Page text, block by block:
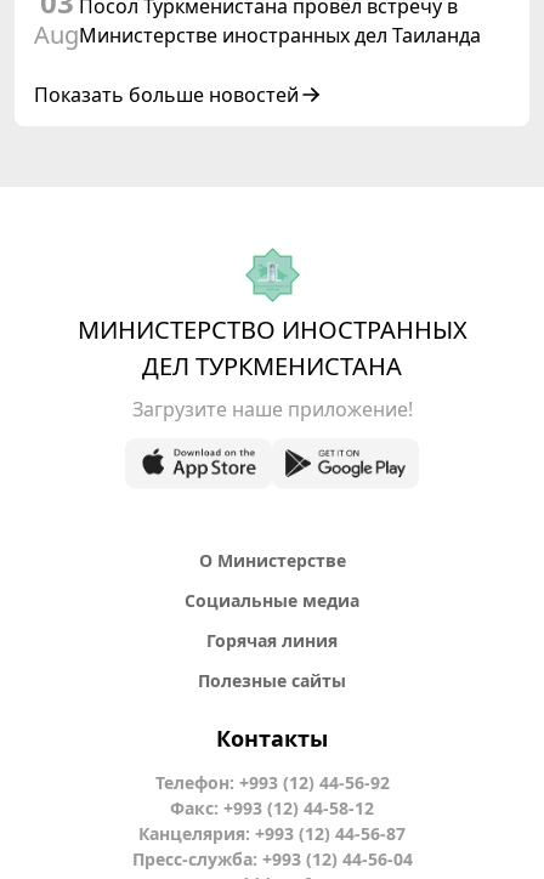
Aug
Посол Туркменистана провёл встречу в
Министерстве иностранных дел Таиланда
Показать больше новостей
МИНИСТЕРСТВО ИНОСТРАННЫХ
ДЕЛ ТУРКМЕНИСТАНА
Загрузите наше приложение!
О Министерстве
Социальные медиа
Горячая линия
Полезные сайты
Контакты
Телефон: +993 (12) 44-56-92
Факс: +993 (12) 44-58-12
Канцелярия: +993 (12) 44-56-87
Пресс-служба: +993 (12) 44-56-04